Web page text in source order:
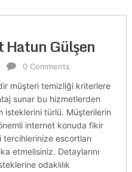
Hatun Gülşen
0 Comments
müşteri temizliği kriterlere
sunar bu hizmetlerden
isteklerini türlü. Müşterilerin
internet konuda fikir
escortları
etmelisiniz. Detaylarını
odaklılık